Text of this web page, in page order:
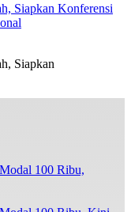
Siapkan Konferensi
Siapkan